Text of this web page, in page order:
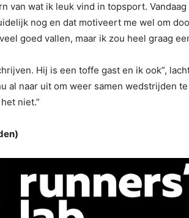
van wat ik leuk vind in topsport.
nog en dat motiveert me wel om
goed vallen, maar ik zou heel graag
Hij is een toffe gast en ik ook”,
al naar uit om weer samen wedstrijden
niet.”